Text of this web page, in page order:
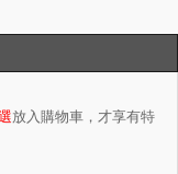
放入購物車，才享有特